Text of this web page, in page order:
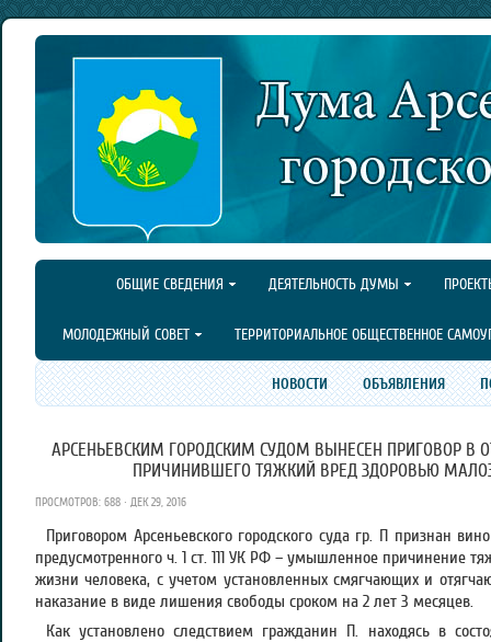
ОБЩИЕ СВЕДЕНИЯ ДЕЯТЕЛЬНОСТЬ ДУМЫ
МОЛОДЕЖНЫЙ СОВЕТ ТЕРРИТОРИАЛЬНОЕ ОБЩЕСТВЕННОЕ
НОВОСТИ ОБЪЯВЛЕНИЯ
АРСЕНЬЕВСКИМ ГОРОДСКИМ СУДОМ ВЫНЕСЕН ПРИГОВОР В
ПРИЧИНИВШЕГО ТЯЖКИЙ ВРЕД ЗДОРОВЬЮ
ПРОСМОТРОВ: 688 · ДЕК 29, 2016
Приговором Арсеньевского городского суда гр. П признан
предусмотренного ч. 1 ст. 111 УК РФ – умышленное причинение
жизни человека, с учетом установленных смягчающих и
наказание в виде лишения свободы сроком на 2 лет 3 месяцев.
Как установлено следствием гражданин П. находясь в